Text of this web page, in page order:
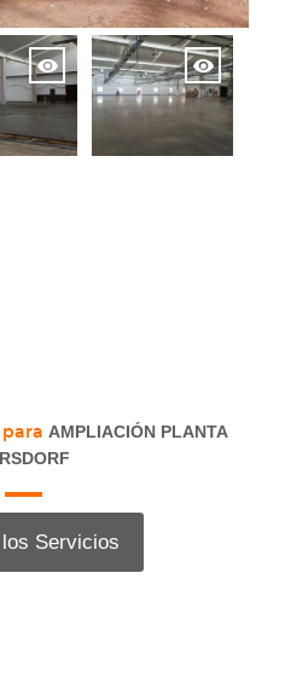
AMPLIACIÓN PLANTA
Servicios